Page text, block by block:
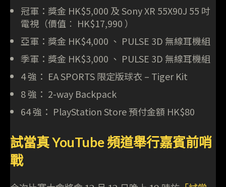
冠軍：獎金 HK$5,000 及 Sony XR 55X90J 55 吋
電視（價值︰ HK$17,990 ）
亞軍：獎金 HK$4,000 、 PULSE 3D 無線耳機組
季軍：獎金 HK$3,000 、 PULSE 3D 無線耳機組
4 強： EA SPORTS 限定版球衣 – Tiger Kit
8 強： 2-way Backpack
64 強： PlayStation Store 預付金額 HK$80
試當真 YouTube 頻道舉行嘉賓前哨
戰